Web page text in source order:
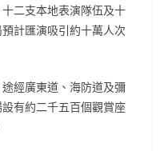
二支本地表演隊伍及十
計匯演吸引約十萬人次
經廣東道、海防道及彌
有約二千五百個觀賞座